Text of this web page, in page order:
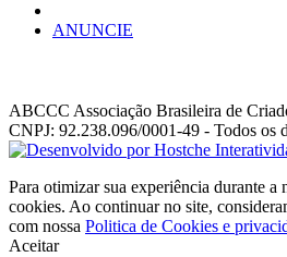
ANUNCIE
ABCCC Associação Brasileira de
CNPJ: 92.238.096/0001-49 - Todos os
Para otimizar sua experiência durante a
cookies. Ao continuar no site,
com nossa Politica de Cookies e
Aceitar